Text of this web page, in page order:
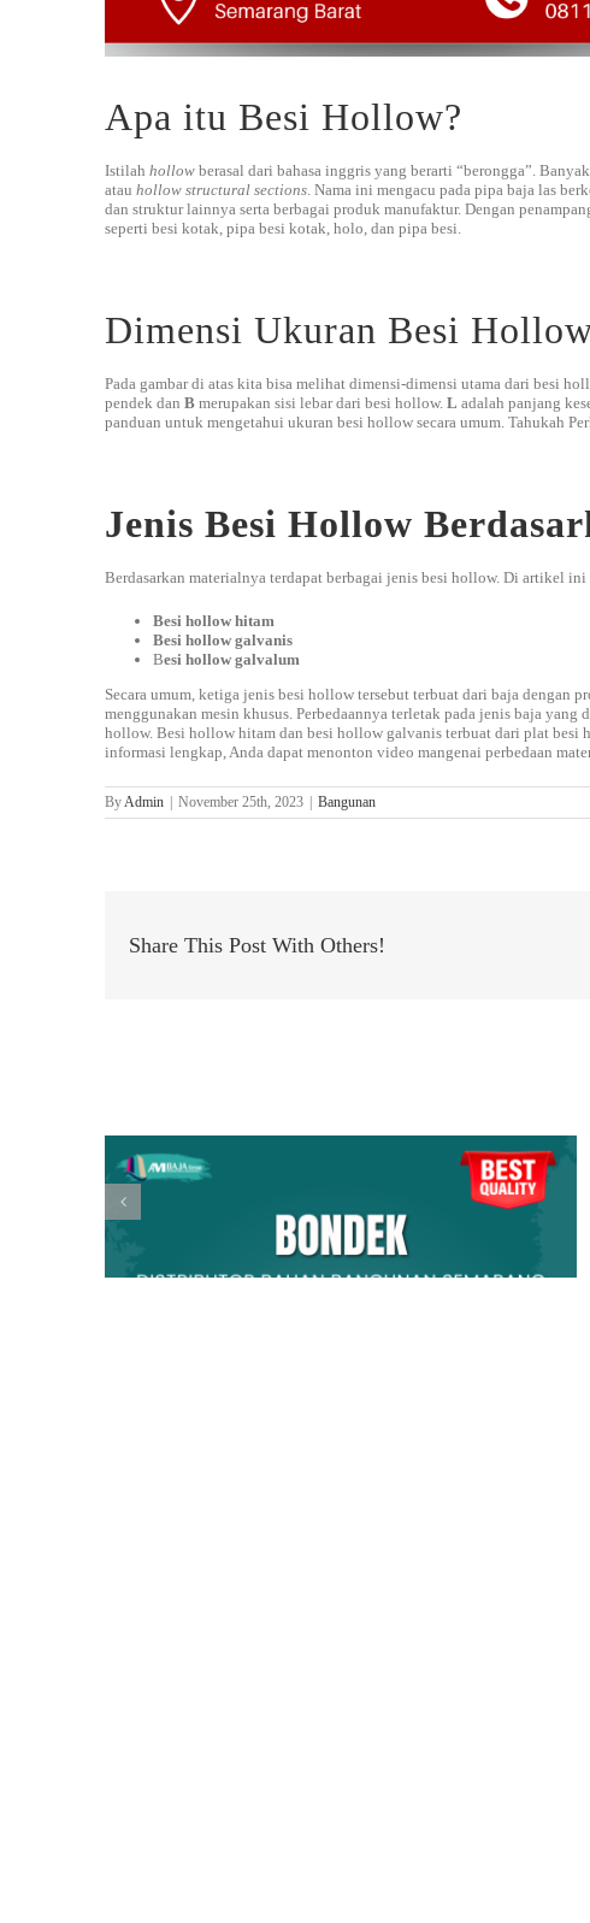
Apa itu Besi Hollow?
Istilah hollow berasal dari bahasa inggris yang berarti “berongga”.
atau hollow structural sections . Nama ini ​​mengacu pada pipa baja las
dan struktur lainnya serta berbagai produk manufaktur. Dengan
seperti besi kotak, pipa besi kotak, holo, dan pipa besi.
Dimensi Ukuran Besi
Pada gambar di atas kita bisa melihat dimensi-dimensi utama dari besi
pendek dan B merupakan sisi lebar dari besi hollow. L adalah panjang
panduan untuk mengetahui ukuran besi hollow secara umum. Tahukah
Jenis Besi Hollow
Berdasarkan materialnya terdapat berbagai jenis besi hollow. Di artikel
Besi hollow hitam
Besi hollow galvanis
Besi hollow galvalum
Secara umum, ketiga jenis besi hollow tersebut terbuat dari baja dengan
menggunakan mesin khusus. Perbedaannya terletak pada jenis baja
hollow. Besi hollow hitam dan besi hollow galvanis terbuat dari plat
informasi lengkap, Anda dapat menonton video mangenai perbedaan
ByAdmin | November 25th, 2023 | Bangunan
Share This Post With Others!